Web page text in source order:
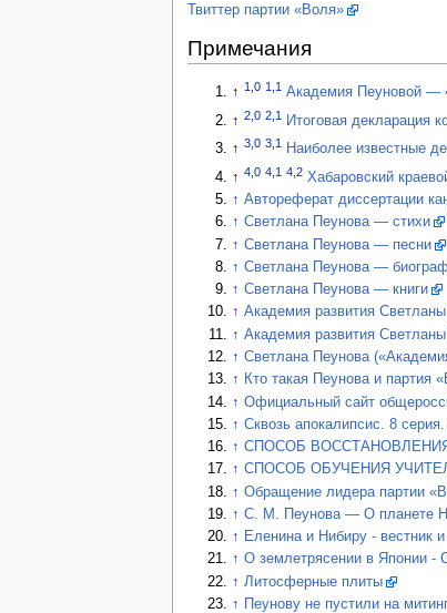
Твиттер партии «Воля»
Примечания
↑1,0 1,1 Академия Пеуновой —
↑2,0 2,1
Итоговая
↑3,0 3,1
Наиболее известные
↑4,0 4,1 4,2 Хабаровский
↑ Автореферат диссертации
↑ Светлана Пеунова — стихи
↑ Светлана Пеунова — песни
↑ Светлана Пеунова —
↑ Светлана Пеунова — книги
↑ Академия развития
↑ Академия развития
↑ Светлана Пеунова
↑ Кто такая Пеунова и партия
↑ Официальный сайт
↑ Сквозь апокалипсис. 8
↑ СПОСОБ ВОССТАНОВЛЕНИЯ
↑ СПОСОБ ОБУЧЕНИЯ
↑ Обращение лидера партии
↑ С. М. Пеунова — О планете
↑ Еленина и Нибиру - вестник
↑ О землетрясении в Японии -
↑ Литосферные плиты
↑ Пеунову не пустили на